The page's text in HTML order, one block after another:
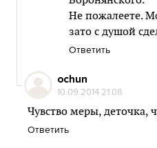
Не пожалеете.
зато с душой
Ответить
ochun
10.09.2014 21:08
Чувство меры, деточка,
Ответить